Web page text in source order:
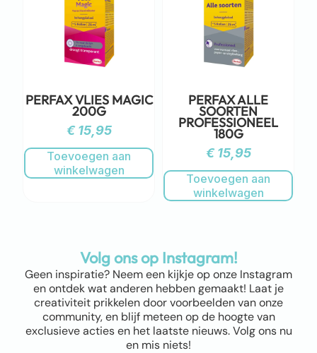
PERFAX VLIES MAGIC
200G
€15,95
Toevoegen aan
winkelwagen
PERFAX ALLE
SOORTEN
PROFESSIONEEL
180G
€15,95
Toevoegen aan
winkelwagen
Volg ons op Instagram!
Geen inspiratie? Neem een kijkje op onze Instagram
en ontdek wat anderen hebben gemaakt! Laat je
creativiteit prikkelen door voorbeelden van onze
community, en blijf meteen op de hoogte van
exclusieve acties en het laatste nieuws. Volg ons nu
en mis niets!